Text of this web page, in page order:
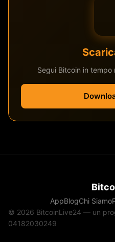
Segui Bitcoin in
AppBlogChi Siamo
© 2026 BitcoinLive24 — un
04182030249